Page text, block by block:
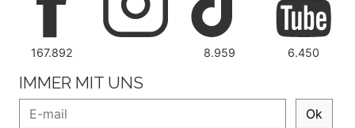
167.892 8.959 6.450
IMMER MIT UNS
Ok